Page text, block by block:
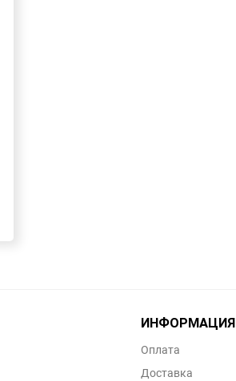
ИНФОРМАЦИЯ
Оплата
Доставка